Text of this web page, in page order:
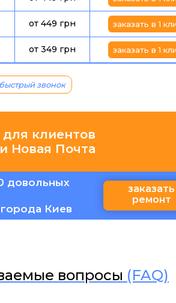
от 449 грн заказать в 1
от 349 грн заказать в 1
звонок
клиентов
Новая Почта
довольных
Киев
заказать
ремонт
вопросы (FAQ)